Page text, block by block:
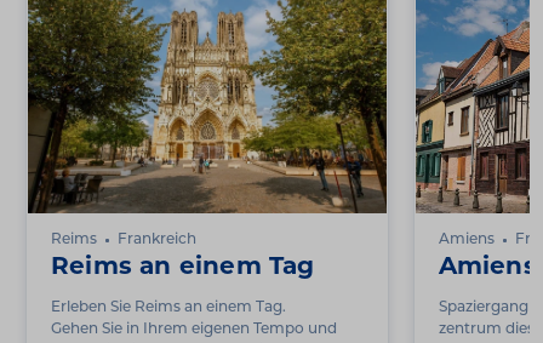
Reims Frankreich
Reims an einem Tag
Erleben Sie Reims an einem Tag.
Gehen Sie in Ihrem eigenen Tempo und
Amiens
Spaziergang
zentrum